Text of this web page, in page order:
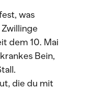
was
dem 10. Mai
Bein,
die du mit